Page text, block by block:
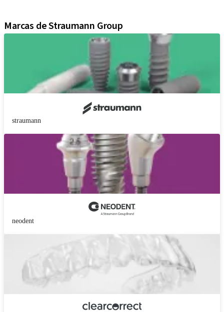
Marcas de Straumann Group
straumann
neodent